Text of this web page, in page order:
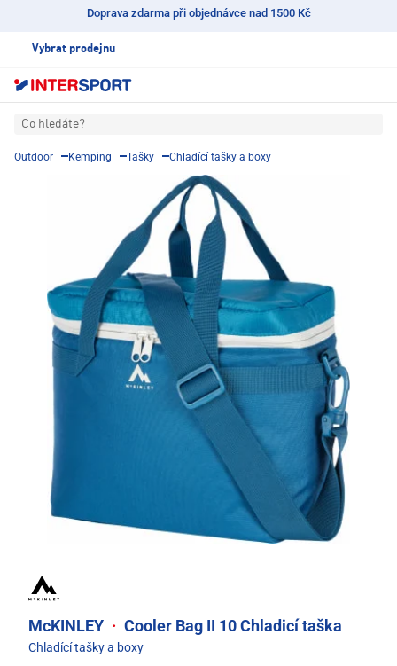
Doprava zdarma při objednávce nad 1500 Kč
Vybrat prodejnu
Co hledáte?
Outdoor Kemping Tašky Chladící tašky a boxy
McKINLEY · Cooler Bag II 10 Chladicí taška
Chladící tašky a boxy